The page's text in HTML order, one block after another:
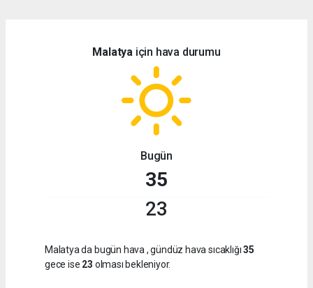
Malatya için hava durumu
Bugün
35
23
Malatya da bugün hava , gündüz hava sıcaklığı35
gece ise 23 olması bekleniyor.